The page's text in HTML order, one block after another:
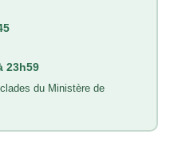
23h59
du Ministère de